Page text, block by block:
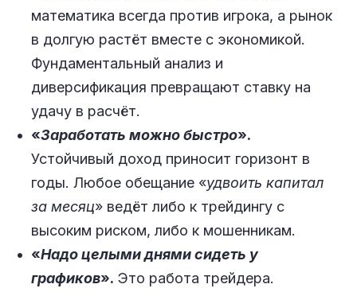
математика всегда против игрока, а рынок
в долгую растёт вместе с экономикой.
Фундаментальный анализ и
диверсификация превращают ставку на
удачу в расчёт.
«Заработать можно быстро».
Устойчивый доход приносит горизонт в
годы. Любое обещание «удвоить капитал
за месяц» ведёт либо к трейдингу с
высоким риском, либо к мошенникам.
«Надо целыми днями сидеть у
графиков». Это работа трейдера.